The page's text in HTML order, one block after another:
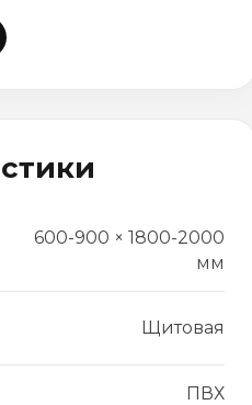
600-900 × 1800-2000
мм
Щитовая
ПВХ